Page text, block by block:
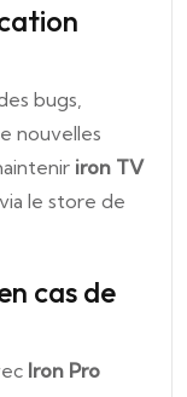
bugs,
nouvelles
iron TV
le store de
cas de
Iron Pro